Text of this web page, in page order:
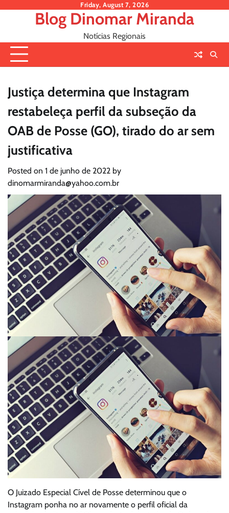
Friday, August 7, 2026
Blog Dinomar Miranda
Notícias Regionais
Justiça determina que Instagram
restabeleça perfil da subseção da
OAB de Posse (GO), tirado do ar sem
justificativa
Posted on 1 de junho de 2022 by
dinomarmiranda@yahoo.com.br
O Juizado Especial Cível de Posse determinou que o
Instagram ponha no ar novamente o perfil oficial da